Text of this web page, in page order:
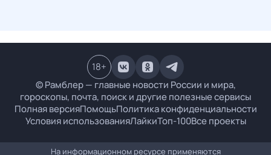
© Рамблер — главные новости России и мира,
гороскопы, почта, поиск и другие полезные сервисы
Полная версияПомощьПолитика конфиденциальности
Условия использованияЛайкиТоп-100Все проекты
18+
На информационном ресурсе применяются